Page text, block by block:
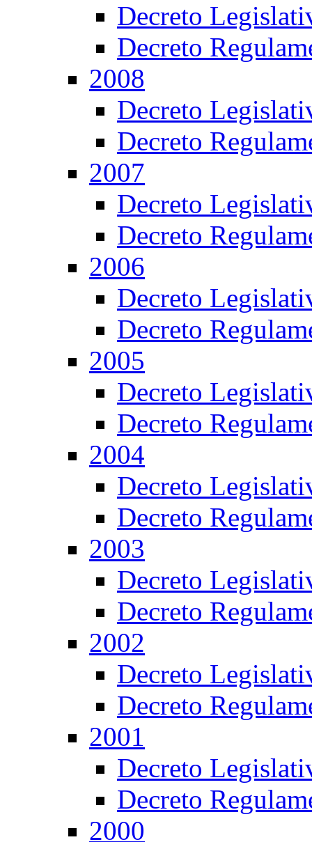
Decreto
Decreto
2008
Decreto
Decreto
2007
Decreto
Decreto
2006
Decreto
Decreto
2005
Decreto
Decreto
2004
Decreto
Decreto
2003
Decreto
Decreto
2002
Decreto
Decreto
2001
Decreto
Decreto
2000